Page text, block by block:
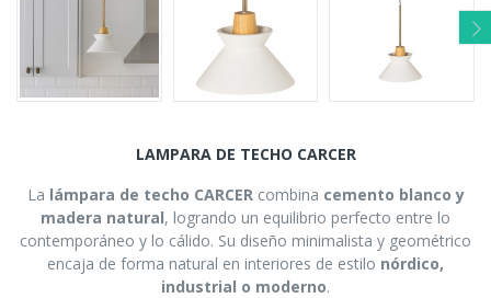
LAMPARA DE TECHO CARCER
La lámpara de techo CARCER combina cemento blanco y
madera natural, logrando un equilibrio perfecto entre lo
contemporáneo y lo cálido. Su diseño minimalista y geométrico
encaja de forma natural en interiores de estilo nórdico,
industrial o moderno.